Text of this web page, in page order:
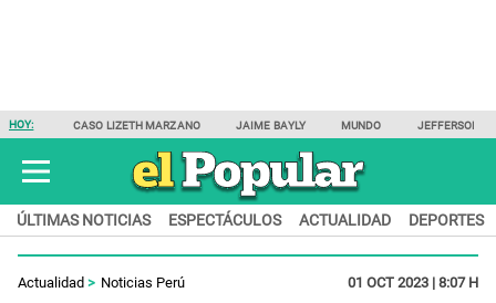
HOY: CASO LIZETH MARZANO JAIME BAYLY MUNDO JEFFERSON
ÚLTIMAS NOTICIAS ESPECTÁCULOS ACTUALIDAD DEPORTES
Actualidad Noticias Perú 01 OCT 2023 | 8:07 H